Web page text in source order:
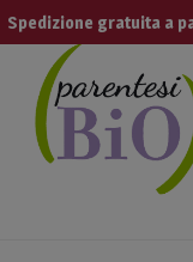
Spedizione gratuita a